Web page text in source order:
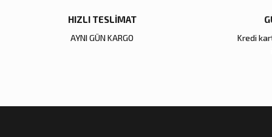
HIZLI TESLİMAT
AYNI GÜN KARGO
Kredi